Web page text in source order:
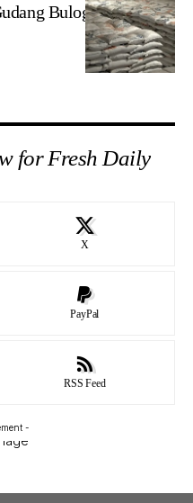
Bulog, BPK Perlu
for Fresh Daily
X
PayPal
RSS Feed
-